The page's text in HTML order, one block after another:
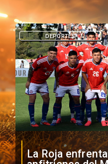
La Roja
DEPORTES